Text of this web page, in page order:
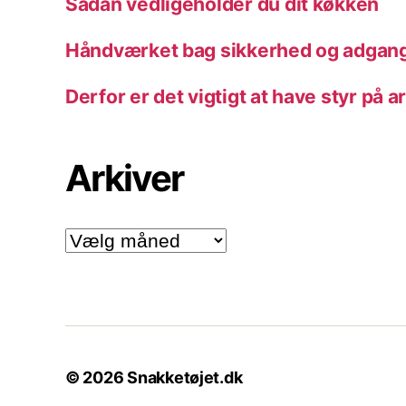
Håndværket bag sikkerhed og
Derfor er det vigtigt at have styr på
Arkiver
Arkiver
© 2026Snakketøjet.dk